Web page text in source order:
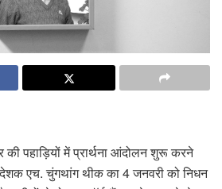
की पहाड़ियों में प्रार्थना आंदोलन शुरू करने
एच. चुंगथांग थीक का 4 जनवरी को निधन